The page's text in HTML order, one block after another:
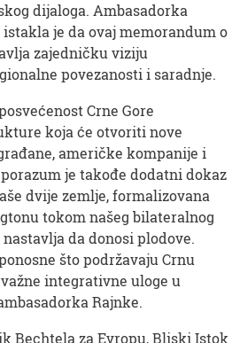
dijaloga. Ambasadorka
je da ovaj memorandum o
zajedničku viziju
povezanosti i saradnje.
Crne Gore
koja će otvoriti nove
američke kompanije i
je takođe dodatni dokaz
dvije zemlje, formalizovana
tokom našeg bilateralnog
da donosi plodove.
što podržavaju Crnu
integrativne uloge u
Rajnke.
Bechtela za Evropu, Bliski Istok